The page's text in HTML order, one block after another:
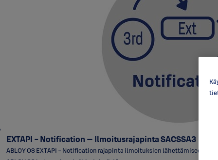
EXTAPI - Notification – Ilmoitusrajapinta SACSSA3
ABLOY OS EXTAPI - Notification rajapinta ilmoituksien lähettämiseen